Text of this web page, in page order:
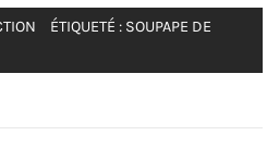
ÉTIQUETÉ : SOUPAPE DE